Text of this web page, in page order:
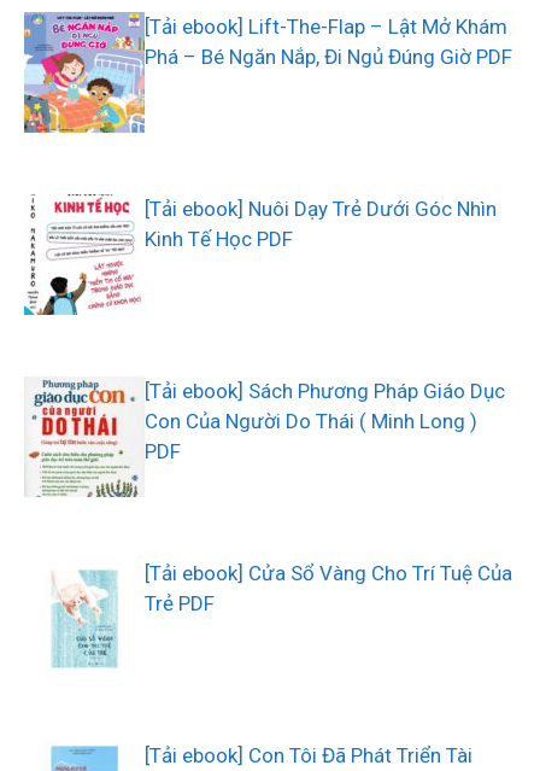
[Tải ebook] Lift-The-Flap – Lật Mở Khám
Phá – Bé Ngăn Nắp, Đi Ngủ Đúng Giờ PDF
[Tải ebook] Nuôi Dạy Trẻ Dưới Góc Nhìn
Kinh Tế Học PDF
[Tải ebook] Sách Phương Pháp Giáo Dục
Con Của Người Do Thái ( Minh Long )
PDF
[Tải ebook] Cửa Sổ Vàng Cho Trí Tuệ Của
Trẻ PDF
[Tải ebook] Con Tôi Đã Phát Triển Tài